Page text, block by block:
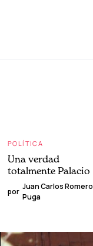
POLÍTICA
Una verdad
totalmente Palacio
por
Juan Carlos Romero
Puga